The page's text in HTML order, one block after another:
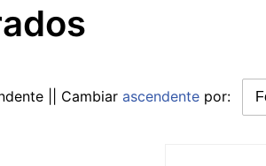
|| Cambiar ascendente por: